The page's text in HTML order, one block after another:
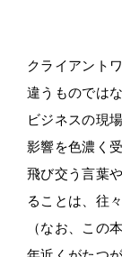
クライアント
違うものでは
ビジネスの現
影響を色濃く
飛び交う言葉
ることは、往
（なお、この